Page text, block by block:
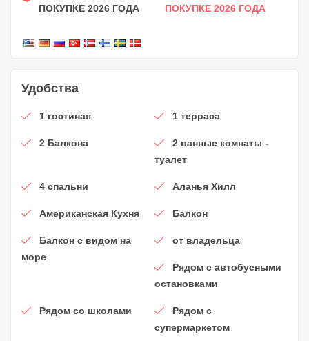
ПОКУПКЕ 2026 ГОДА ПОКУПКЕ 2026 ГОДА
Удобства
1 гостиная 1 терраса
2 Балкона
2 ванные комнаты -
туалет
4 спальни Аланья Хилл
Американская Кухня Балкон
Балкон с видом на
море
от владельца
Рядом с автобусными
остановками
Рядом со школами
Рядом с
супермаркетом